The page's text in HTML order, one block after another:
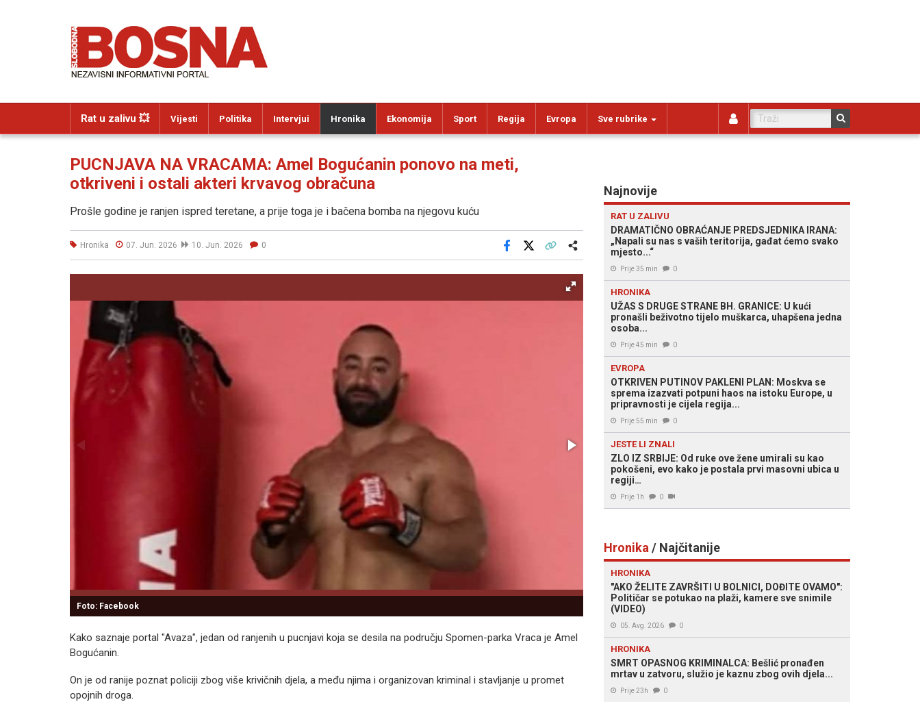
Rat u zalivu 💥 Vijesti Politika Intervjui Hronika Ekonomija Sport Regija Evropa Sve rubrike
PUCNJAVA NA VRACAMA: Amel Bogućanin ponovo na meti,
otkriveni i ostali akteri krvavog obračuna
Prošle godine je ranjen ispred teretane, a prije toga je i bačena bomba na njegovu kuću
Hronika 07. Jun. 2026 10. Jun. 2026 0
Facebook
Foto: Facebook Foto: SB
Kako saznaje portal "Avaza", jedan od ranjenih u pucnjavi koja se desila na području Spomen-parka Vraca je Amel
Bogućanin.
On je od ranije poznat policiji zbog više krivičnih djela, a među njima i organizovan kriminal i stavljanje u promet
opojnih droga.
Najnovije
RAT U ZALIVU
DRAMATIČNO OBRAĆANJE PREDSJEDNIKA IRANA:
„Napali su nas s vaših teritorija, gađat ćemo svako
mjesto...“
Prije 35 min 0
HRONIKA
UŽAS S DRUGE STRANE BH. GRANICE: U kući
pronašli beživotno tijelo muškarca, uhapšena jedna
osoba...
Prije 45 min 0
EVROPA
OTKRIVEN PUTINOV PAKLENI PLAN: Moskva se
sprema izazvati potpuni haos na istoku Europe, u
pripravnosti je cijela regija...
Prije 55 min 0
JESTE LI ZNALI
ZLO IZ SRBIJE: Od ruke ove žene umirali su kao
pokošeni, evo kako je postala prvi masovni ubica u
regiji…
Prije 1h 0
Hronika / Najčitanije
HRONIKA
"AKO ŽELITE ZAVRŠITI U BOLNICI, DOĐITE OVAMO":
Političar se potukao na plaži, kamere sve snimile
(VIDEO)
05. Avg. 2026 0
HRONIKA
SMRT OPASNOG KRIMINALCA: Bešlić pronađen
mrtav u zatvoru, služio je kaznu zbog ovih djela...
Prije 23h 0